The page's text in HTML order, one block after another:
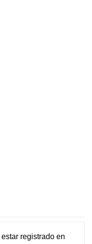
estar registradoen